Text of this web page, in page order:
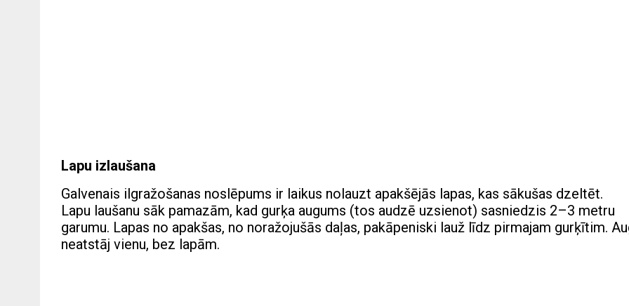
Lapu izlaušana
Galvenais ilgražošanas noslēpums ir laikus nolauzt apakšējās lapas, kas sākušas dzeltēt.
Lapu laušanu sāk pamazām, kad gurķa augums (tos audzē uzsienot) sasniedzis 2–3 metru
garumu. Lapas no apakšas, no noražojušās daļas, pakāpeniski lauž līdz pirmajam gurķītim.
neatstāj vienu, bez lapām.